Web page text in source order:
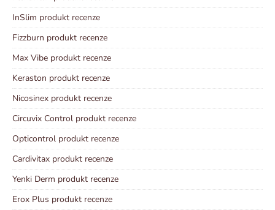
InSlim produkt recenze
Fizzburn produkt recenze
Max Vibe produkt recenze
Keraston produkt recenze
Nicosinex produkt recenze
Circuvix Control produkt recenze
Opticontrol produkt recenze
Cardivitax produkt recenze
Yenki Derm produkt recenze
Erox Plus produkt recenze